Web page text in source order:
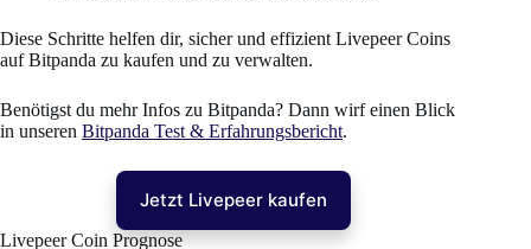
Diese Schritte helfen dir, sicher und effizient Livepeer Coins
auf Bitpanda zu kaufen und zu verwalten.
Benötigst du mehr Infos zu Bitpanda? Dann wirf einen Blick
in unseren Bitpanda Test & Erfahrungsbericht.
Jetzt Livepeer kaufen
Livepeer Coin Prognose